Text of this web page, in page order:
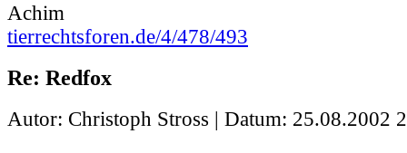
Achim
tierrechtsforen.de/4/478/493
Re: Redfox
Autor: Christoph Stross | Datum: 25.08.2002